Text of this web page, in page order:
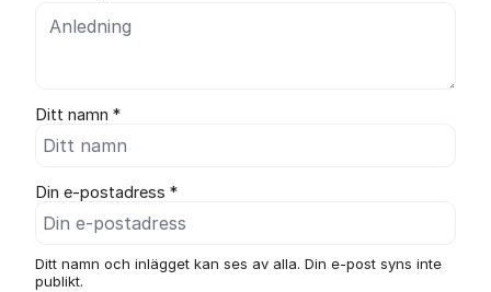
Ditt namn *
Din e-postadress *
Ditt namn och inlägget kan ses av alla. Din e-post syns inte
publikt.